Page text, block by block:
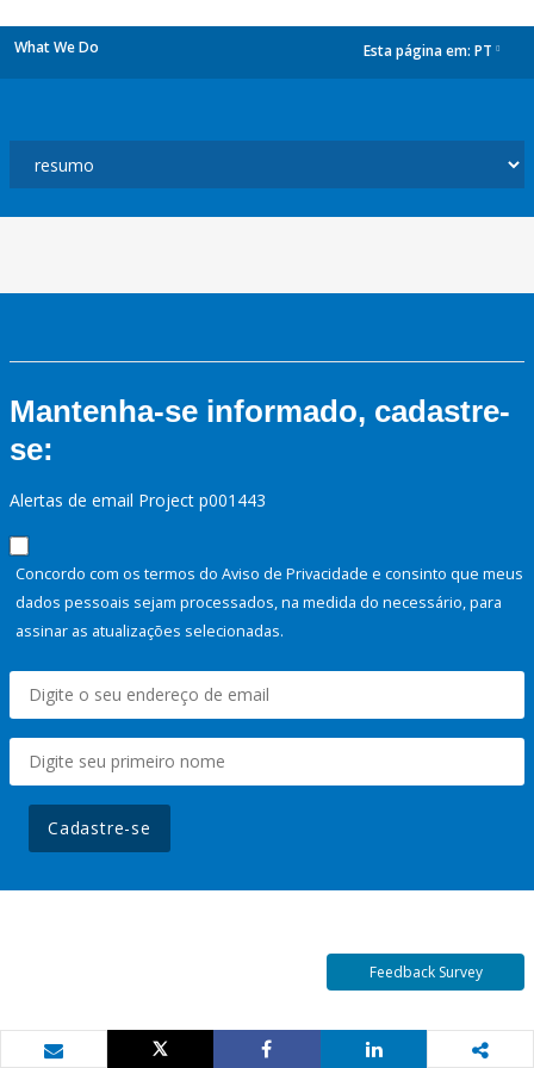
What We Do Esta página em: PT
Mantenha-se informado, cadastre-
se:
Alertas de email Project p001443
Concordo com os termos do Aviso de Privacidade e consinto que meus
dados pessoais sejam processados, na medida do necessário, para
assinar as atualizações selecionadas.
Cadastre-se
Feedback Survey